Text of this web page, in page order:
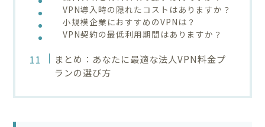
VPN導入時の隠れたコストはありますか？
小規模企業におすすめのVPNは？
VPN契約の最低利用期間はありますか？
まとめ：あなたに最適な法人VPN料金プ
ランの選び方